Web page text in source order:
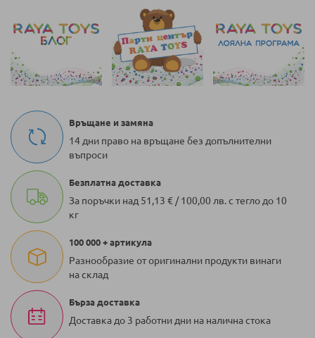
Връщане и замяна
14 дни право на връщане без допълнителни
въпроси
Безплатна доставка
За поръчки над 51,13 € / 100,00 лв. с тегло до 10
кг
100 000 + артикула
Разнообразие от оригинални продукти винаги
на склад
Бърза доставка
Доставка до 3 работни дни на налична стока